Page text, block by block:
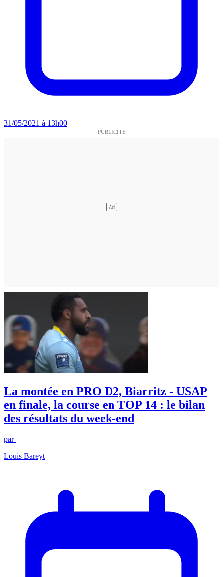
31/05/2021 à 13h00
La montée en PRO D2, Biarritz - USAP
en finale, la course en TOP 14 : le bilan
des résultats du week-end
par
Louis Bareyt